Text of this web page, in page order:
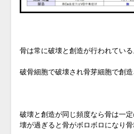
骨は常に破壊と創造が行われている
破骨細胞で破壊され骨芽細胞で創造
破壊と創造が同じ頻度なら骨は一
壊が過ぎると骨がボロボロになり骨